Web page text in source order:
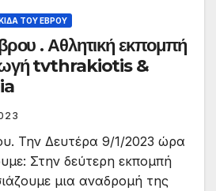
ΤΟΥ ΈΒΡΟΥ
. Αθλητική εκπομπή
tvthrakiotis &
Την Δευτέρα 9/1/2023 ώρα
Στην δεύτερη εκπομπή
μια αναδρομή της